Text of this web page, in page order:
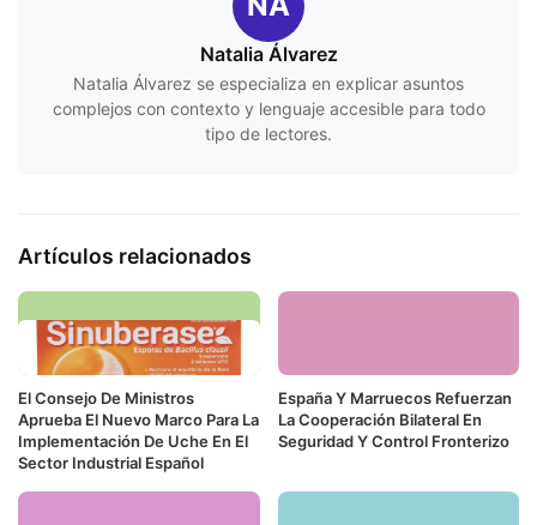
Natalia Álvarez
Natalia Álvarez se especializa en explicar asuntos
complejos con contexto y lenguaje accesible para todo
tipo de lectores.
Artículos relacionados
El Consejo De Ministros
Aprueba El Nuevo Marco Para La
Implementación De Uche En El
Sector Industrial Español
España Y Marruecos Refuerzan
La Cooperación Bilateral En
Seguridad Y Control Fronterizo